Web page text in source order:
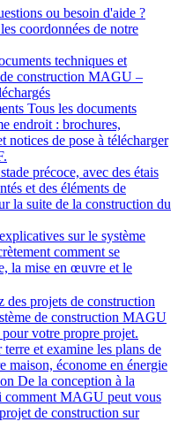
ou besoin d'aide ?
coordonnées de notre
Tous les documents
endroit : brochures,
notices de pose à télécharger
sur le système
comment se
la mise en œuvre et le
des projets de construction
de construction MAGU
votre propre projet.
De la conception à la
comment MAGU peut vous
de construction sur